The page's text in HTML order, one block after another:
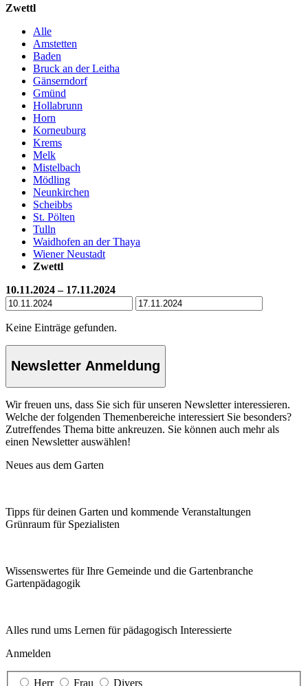
Zwettl
Alle
Amstetten
Baden
Bruck an der Leitha
Gänserndorf
Gmünd
Hollabrunn
Horn
Korneuburg
Krems
Melk
Mistelbach
Mödling
Neunkirchen
Scheibbs
St. Pölten
Tulln
Waidhofen an der Thaya
Wiener Neustadt
Zwettl
10.11.2024 – 17.11.2024
Keine Einträge gefunden.
Newsletter Anmeldung
Wir freuen uns, dass Sie sich für unseren Newsletter interessieren.
Welche der folgenden Themenbereiche interessiert Sie besonders?
Zutreffendes Thema bitte ankreuzen. Sie können auch mehr als
einen Newsletter auswählen!
Neues aus dem Garten
Tipps für deinen Garten und kommende Veranstaltungen
Grünraum für Spezialisten
Wissenswertes für Ihre Gemeinde und die Gartenbranche
Garten­pädagogik
Alles rund ums Lernen für pädagogisch Interessierte
Anmelden
Herr Frau Divers